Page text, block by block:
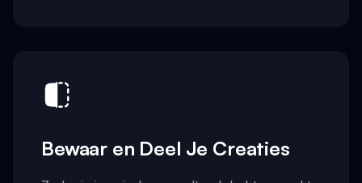
Bewaar en Deel Je Creaties